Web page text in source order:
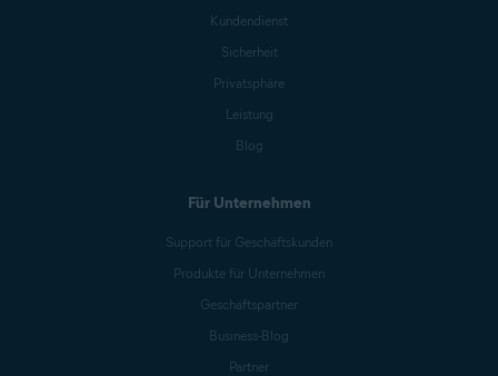
Kundendienst
Sicherheit
Privatsphäre
Leistung
Blog
Für Unternehmen
Support für Geschäftskunden
Produkte für Unternehmen
Geschäftspartner
Business-Blog
Partner